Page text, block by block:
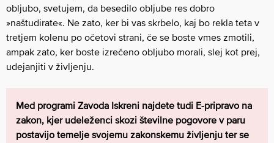
obljubo, svetujem, da besedilo obljube res dobro
»naštudirate«. Ne zato, ker bi vas skrbelo, kaj bo rekla teta v
tretjem kolenu po očetovi strani, če se boste vmes zmotili,
ampak zato, ker boste izrečeno obljubo morali, slej kot prej,
udejanjiti v življenju.
Med programi Zavoda Iskreni najdete tudi E-pripravo na
zakon, kjer udeleženci skozi številne pogovore v paru
postavijo temelje svojemu zakonskemu življenju ter se